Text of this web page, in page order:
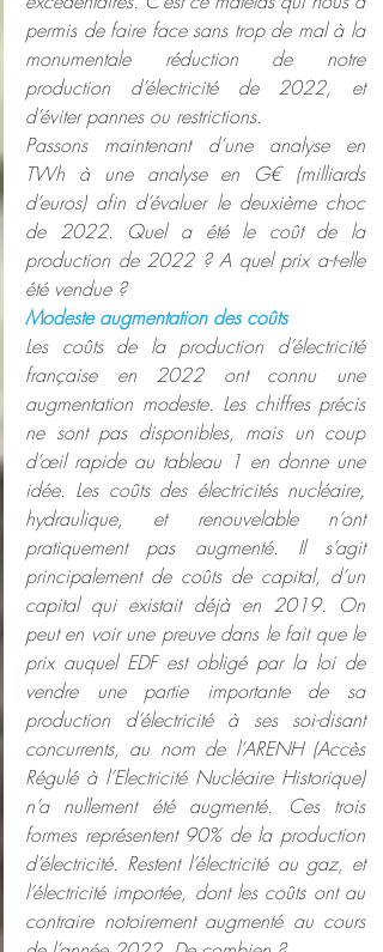
permis de faire face sans trop de mal à la
monumentale réduction de notre
production d’électricité de 2022, et
d’éviter pannes ou restrictions.
Passons maintenant d’une analyse en
TWh à une analyse en G€ (milliards
d’euros) afin d’évaluer le deuxième choc
de 2022. Quel a été le coût de la
production de 2022 ? A quel prix a-t-elle
été vendue ?
Modeste augmentation des coûts
Les coûts de la production d’électricité
française en 2022 ont connu une
augmentation modeste. Les chiffres précis
ne sont pas disponibles, mais un coup
d’œil rapide au tableau 1 en donne une
idée. Les coûts des électricités nucléaire,
hydraulique, et renouvelable n’ont
pratiquement pas augmenté. Il s’agit
principalement de coûts de capital, d’un
capital qui existait déjà en 2019. On
peut en voir une preuve dans le fait que le
prix auquel EDF est obligé par la loi de
vendre une partie importante de sa
production d’électricité à ses soi-disant
concurrents, au nom de l’ARENH (Accès
Régulé à l’Electricité Nucléaire Historique)
n’a nullement été augmenté. Ces trois
formes représentent 90% de la production
d’électricité. Restent l’électricité au gaz, et
l’électricité importée, dont les coûts ont au
contraire notoirement augmenté au cours